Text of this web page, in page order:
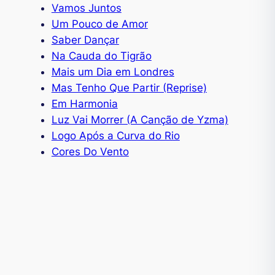
Vamos Juntos
Um Pouco de Amor
Saber Dançar
Na Cauda do Tigrão
Mais um Dia em Londres
Mas Tenho Que Partir (Reprise)
Em Harmonia
Luz Vai Morrer (A Canção de Yzma)
Logo Após a Curva do Rio
Cores Do Vento